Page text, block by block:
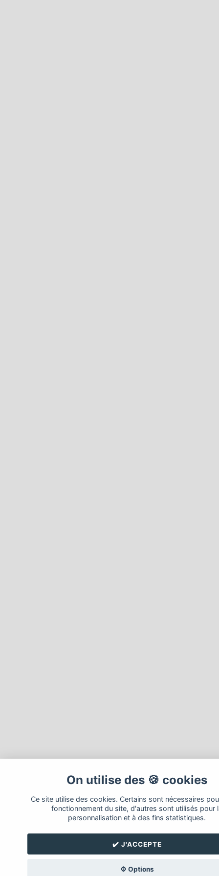
On utilise des 🍪 cookies
Ce site utilise des cookies. Certains sont nécessaires
fonctionnement du site, d'autres sont utilisés pour
personnalisation et à des fins statistiques.
✔️ J'ACCEPTE
⚙️ Options